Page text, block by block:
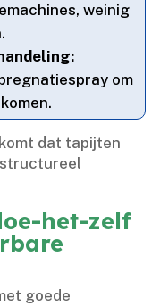
weinig
om
dat tapijten
het-zelf
goede